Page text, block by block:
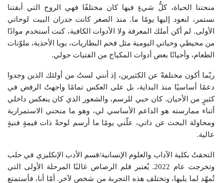
منحتنا الحياة، كلُّ شيءٍ فيها كان مختلفًا فهي الروح التي أبقتنا
نستمر، لنعود إليها يومًا ما. منذ الصغر كانت جدران البيت لوحاتي
الأولى. لم أكن أملك المعرفة ولا الأدوات الكافية، كنت أستخدم موادًا
من محيطي وحياتي اليومية مثل فحم البطاريات، بويا الأحذية، ملوّنات
الطعام، وأحيانًا بعض أدوات المكياج من الفتيات حولي.
ربّما أكون مختلفةً عن الكثيرين، إذ أنني لستُ من أولئك الذين وجدوا
دعمًا أساسيًا منذ البداية، بل على العكس تمامًا واجهتُ الرفض في
كثيرٍ من الأحيان. كان حبي للرسم، والشعور الذي كان ينعكس داخلي
أثناء ممارسته هو الداعم الأساسي لي، وهو ما منحني الاستمرارية
ومحاولة البحث عن ذاتي، علّني يومًا ما أرسم لوحةً ذات قيمةٍ فنيةٍ
عالية.
التحقتُ بكلية الآداب والعلوم الإنسانية/قسم الأدب الإنكليزي في حلب
وتخرجت عام 2022. يُعتبر قلم الرصاص غالبًا المرحلة الأولى التي
تُمهّد لما يليها، وتختلف هذه التجربة من شخصٍ لآخر. أمّا أنا، فأستمتع